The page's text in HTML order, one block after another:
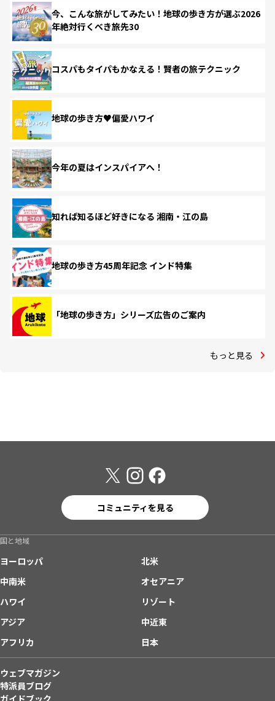
今、こんな旅がしてみたい！地球の歩き方が選ぶ2026
年絶対行くべき旅先30
コスパもタイパもかなえる！賢者の旅テクニック
地球の歩き方♥偏愛ハワイ
今年の夏はインスパイアへ！
知れば知るほど好きになる 湘南・江の島
地球の歩き方45周年記念 インド特集
「地球の歩き方」シリーズ広告のご案内
もっと見る
コミュニティを見る
国と地域
ヨーロッパ
北米
中南米
オセアニア
ハワイ
リゾート
アジア
中近東
アフリカ
日本
ウェブマガジン
特派員ブログ
ガイドブック